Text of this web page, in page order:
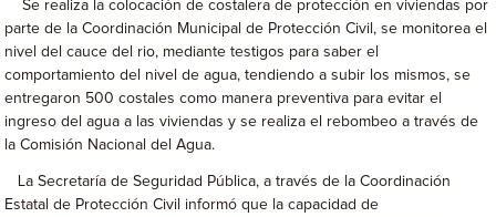
Se realiza la colocación de costalera de protección en viviendas por
parte de la Coordinación Municipal de Protección Civil, se monitorea el
nivel del cauce del rio, mediante testigos para saber el
comportamiento del nivel de agua, tendiendo a subir los mismos, se
entregaron 500 costales como manera preventiva para evitar el
ingreso del agua a las viviendas y se realiza el rebombeo a través de
la Comisión Nacional del Agua.
La Secretaría de Seguridad Pública, a través de la Coordinación
Estatal de Protección Civil informó que la capacidad de